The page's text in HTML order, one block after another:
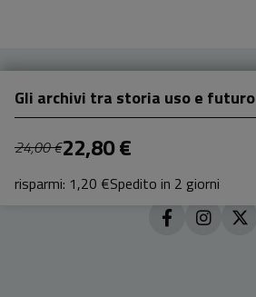
Gli archivi tra storia uso e futuro
24,00 €22,80 €
risparmi: 1,20 €Spedito in 2 giorni